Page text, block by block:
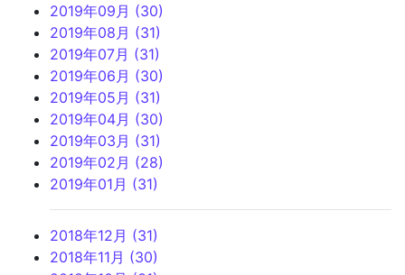
2019年09月 (30)
2019年08月 (31)
2019年07月 (31)
2019年06月 (30)
2019年05月 (31)
2019年04月 (30)
2019年03月 (31)
2019年02月 (28)
2019年01月 (31)
2018年12月 (31)
2018年11月 (30)